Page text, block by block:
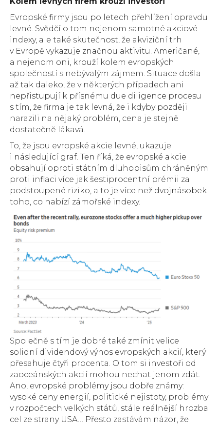
Evropské firmy jsou po letech přehlížení opravdu
levné. Svědčí o tom nejenom samotné akciové
indexy, ale také skutečnost, že akviziční trh
v Evropě vykazuje značnou aktivitu. Američané,
a nejenom oni, krouží kolem evropských
společností s nebývalým zájmem. Situace došla
až tak daleko, že v některých případech ani
nepřistupují k přísnému due diligence procesu
s tím, že firma je tak levná, že i kdyby později
narazili na nějaký problém, cena je stejně
dostatečně lákavá.
To, že jsou evropské akcie levné, ukazuje
i následující graf. Ten říká, že evropské akcie
obsahují oproti státním dluhopisům chráněným
proti inflaci více jak šestiprocentní prémii za
podstoupené riziko, a to je více než dvojnásobek
toho, co nabízí zámořské indexy.
Společně s tím je dobré také zmínit velice
solidní dividendový výnos evropských akcií, který
přesahuje čtyři procenta. O tom si investoři od
zaoceánských akcií mohou nechat jenom zdát.
Ano, evropské problémy jsou dobře známy:
vysoké ceny energií, politické nejistoty, problémy
v rozpočtech velkých států, stále reálnější hrozba
cel ze strany USA… Přesto zastávám názor, že